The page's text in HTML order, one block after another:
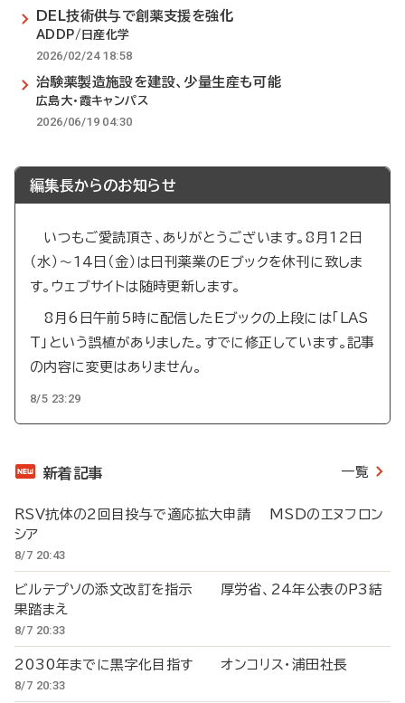
DEL技術供与で創薬支援を強化
ADDP/日産化学
2026/02/24 18:58
治験薬製造施設を建設、少量生産も可能
広島大・霞キャンパス
2026/06/19 04:30
編集長からのお知らせ
いつもご愛読頂き、ありがとうございます。8月12日
（水）～14日（金）は日刊薬業のEブックを休刊に致しま
す。ウェブサイトは随時更新します。
8月6日午前5時に配信したEブックの上段には「LAS
T」という誤植がありました。すでに修正しています。記事
の内容に変更はありません。
8/5 23:29
新着記事 一覧
RSV抗体の2回目投与で適応拡大申請 MSDのエヌフロン
シア
8/7 20:43
ビルテプソの添文改訂を指示 厚労省、24年公表のP3結
果踏まえ
8/7 20:33
2030年までに黒字化目指す オンコリス・浦田社長
8/7 20:33